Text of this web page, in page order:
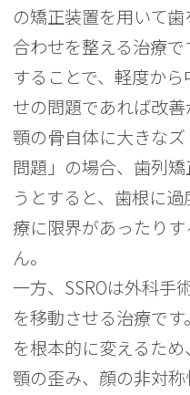
の矯正装置を用いて
合わせを整える治療
することで、軽度か
せの問題であれば改善
顎の骨自体に大きな
問題」の場合、歯列
うとすると、歯根に
療に限界があったり
ん。
一方、SSROは外科手
を移動させる治療で
を根本的に変えるた
顎の歪み、顔の非対